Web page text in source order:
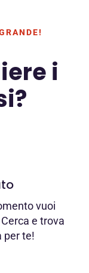
i
vuoi
e trova
per te!